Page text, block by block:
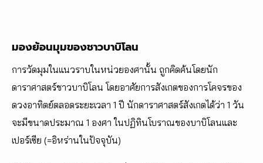
มองย้อนมุมของชาวบาบิโลน
การวัดมุมในแนวราบในหน่วยองศานั้น ถูกคิดค้นโดยนัก
ดาราศาสตร์ชาวบาบิโลน โดยอาศัยการสังเกตของการโคจรของ
ดวงอาทิตย์ตลอดระยะเวลา 1 ปี นักดาราศาสตร์สังเกตได้ว่า 1 วัน
จะมีขนาดประมาณ 1 องศา ในปฏิทินโบราณของบาบิโลนและ
เปอร์เซีย (=อิหร่านในปัจจุบัน)